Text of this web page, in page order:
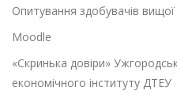
Опитування здобувачів
Moodle
«Скринька довіри»
економічного інституту ДТЕУ